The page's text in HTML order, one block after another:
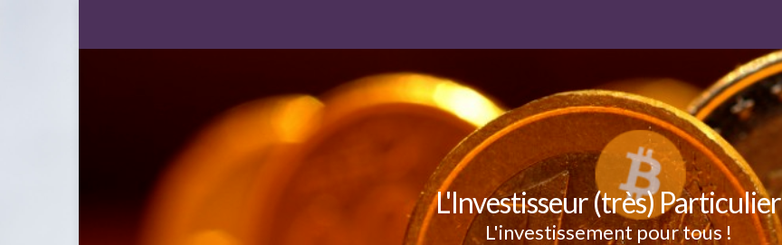
L'Investisseur (très) Particulier
L'investissement pour tous !